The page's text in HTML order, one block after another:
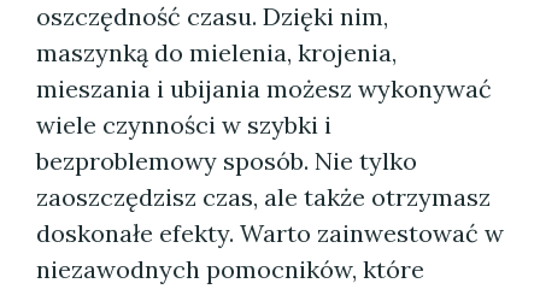
oszczędność czasu. Dzięki nim,
maszynką do mielenia, krojenia,
mieszania i ubijania możesz wykonywać
wiele czynności w szybki i
bezproblemowy sposób. Nie tylko
zaoszczędzisz czas, ale także otrzymasz
doskonałe efekty. Warto zainwestować w
niezawodnych pomocników, które